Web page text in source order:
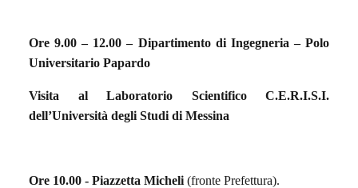
Ore 9.00 – 12.00 – Dipartimento di Ingegneria – Polo
Universitario Papardo
Visita al Laboratorio Scientifico C.E.R.I.S.I.
dell’Università degli Studi di Messina
Ore 10.00 - Piazzetta Micheli (fronte Prefettura).